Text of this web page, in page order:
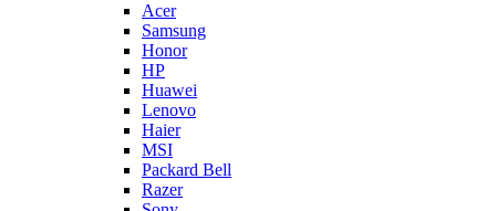
Acer
Samsung
Honor
HP
Huawei
Lenovo
Haier
MSI
Packard Bell
Razer